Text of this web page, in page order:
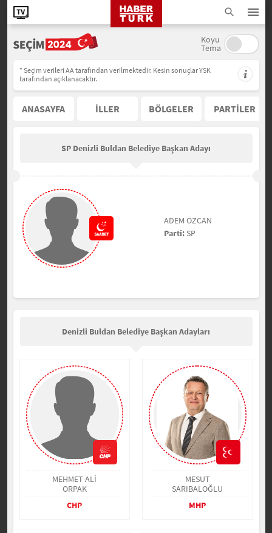
Koyu
Tema
* Seçim verileri AA tarafından verilmektedir. Kesin sonuçlar YSK
tarafından açıklanacaktır.
ANASAYFA İLLER BÖLGELER PARTİLER
SP Denizli Buldan Belediye Başkan Adayı
ADEM ÖZCAN
Parti:SP
Denizli Buldan Belediye Başkan Adayları
MEHMET ALİ
ORPAK
CHP
MESUT
SARIBALOĞLU
MHP